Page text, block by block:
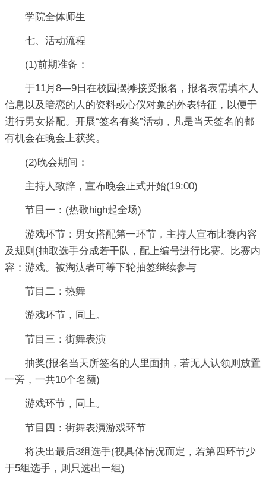
学院全体师生
七、活动流程
(1)前期准备：
于11月8—9日在校园摆摊接受报名，报名表需填本人
信息以及暗恋的人的资料或心仪对象的外表特征，以便于
进行男女搭配。开展“签名有奖”活动，凡是当天签名的都
有机会在晚会上获奖。
(2)晚会期间：
主持人致辞，宣布晚会正式开始(19:00)
节目一：(热歌high起全场)
游戏环节：男女搭配第一环节，主持人宣布比赛内容
及规则(抽取选手分成若干队，配上编号进行比赛。比赛内
容：游戏。被淘汰者可等下轮抽签继续参与
节目二：热舞
游戏环节，同上。
节目三：街舞表演
抽奖(报名当天所签名的人里面抽，若无人认领则放置
一旁，一共10个名额)
游戏环节，同上。
节目四：街舞表演游戏环节
将决出最后3组选手(视具体情况而定，若第四环节少
于5组选手，则只选出一组)